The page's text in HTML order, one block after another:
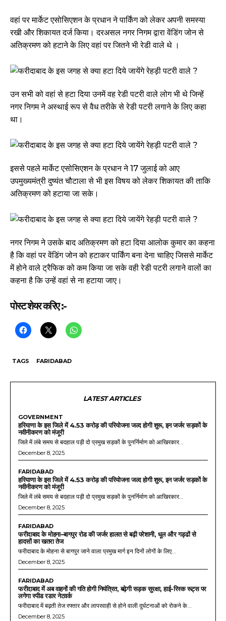
वहां पर मार्केट एसोसिएशन के प्रधान ने पार्किंग को लेकर अपनी समस्या
रखी और शिकायत दर्ज किया। दरअसल नगर निगम द्वारा वेंडिंग जोन से
अतिक्रमण को हटाने के लिए वहां पर जितने भी रेडी वाले थे ।
उन सभी को वहां से हटा दिया उनमें वह रेडी पटरी वाले लोग भी थे जिन्हें
नगर निगम ने अस्थाई रूप से वैध तरीके से रेडी पटरी लगाने के लिए कहा
था।
इससे पहले मार्केट एसोसिएशन के प्रधान ने 17 जुलाई को आए
उपमुख्यमंत्री दुष्यंत चौटाला से भी इस विषय को लेकर शिकायत की ताकि
अतिक्रमण को हटाया जा सके।
नगर निगम ने उसके बाद अतिक्रमण को हटा दिया आलोक कुमार का कहना
है कि वहां पर वेंडिंग जोन को हटाकर पार्किंग बना देना चाहिए जिससे मार्केट
में होने वाले ट्रैफिक को कम किया जा सके वही रेडी पटरी लगाने वालों का
कहना है कि उन्हें वहां से ना हटाया जाए।
पोस्ट शेयर करिए :-
TAGS FARIDABAD
LATEST ARTICLES
GOVERNMENT
हरियाणा के इस जिले में 4.53 करोड़ की परियोजना जल्द होगी शुरू, इन जर्जर सड़कों के
नवीनीकरण को मंजूरी
जिले में लंबे समय से बदहाल पड़ी दो प्रमुख सड़कों के पुनर्निर्माण को आखिरकार...
December 8, 2025
FARIDABAD
हरियाणा के इस जिले में 4.53 करोड़ की परियोजना जल्द होगी शुरू, इन जर्जर सड़कों के
नवीनीकरण को मंजूरी
जिले में लंबे समय से बदहाल पड़ी दो प्रमुख सड़कों के पुनर्निर्माण को आखिरकार...
December 8, 2025
FARIDABAD
फरीदाबाद के मोहना–बागपुर रोड की जर्जर हालत से बढ़ी परेशानी, धूल और गड्ढों से
हादसों का खतरा तेज
फरीदाबाद के मोहना से बागपुर जाने वाला प्रमुख मार्ग इन दिनों लोगों के लिए...
December 8, 2025
FARIDABAD
फरीदाबाद में अब वाहनों की गति होगी नियंत्रित, बढ़ेगी सड़क सुरक्षा, हाई-रिस्क रूट्स पर
लगेगा स्पीड रडार नेटवर्क
फरीदाबाद में बढ़ती तेज रफ्तार और लापरवाही से होने वाली दुर्घटनाओं को रोकने के...
December 8, 2025